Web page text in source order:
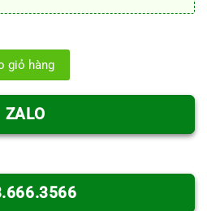
tay bướm inox số lượng
giỏ hàng
ZALO